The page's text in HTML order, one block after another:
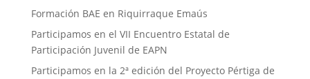
Formación BAE en Riquirraque Emaús
Participamos en el VII Encuentro Estatal de
Participación Juvenil de EAPN
Participamos en la 2ª edición del Proyecto Pértiga de